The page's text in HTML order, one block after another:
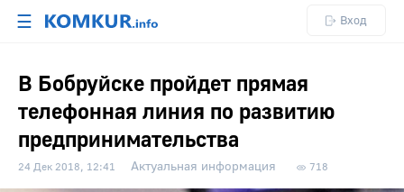
☰ Вход
В Бобруйске пройдет прямая
телефонная линия по развитию
предпринимательства
24 Дек 2018, 12:41 Актуальная информация 718